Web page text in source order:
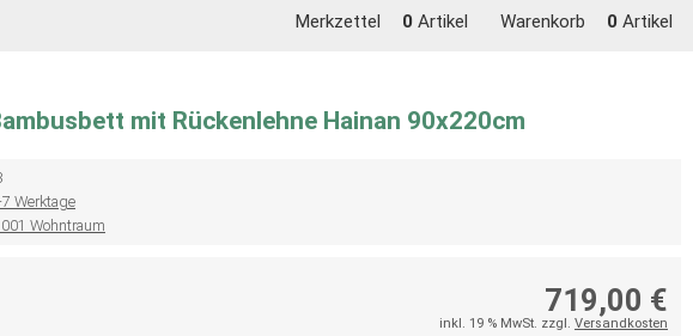
Warenkorb 0 Artikel
Merkzettel 0 Artikel
mit Rückenlehne Hainan 90x220cm
7 Werktage
Wohntraum
719,00 €
inkl. 19 % MwSt. zzgl. Versandkosten